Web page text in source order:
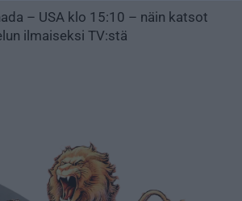
– USA klo 15:10 – näin katsot
ilmaiseksi TV:stä